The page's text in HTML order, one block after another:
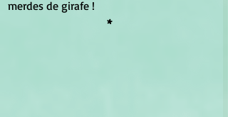
merdes de girafe !
*